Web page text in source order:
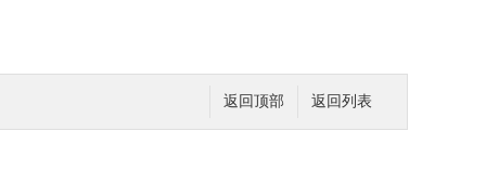
返回列表
返回顶部